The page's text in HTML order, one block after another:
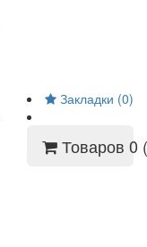
Закладки (0)
Товаров 0